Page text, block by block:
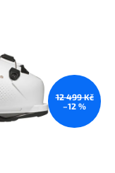
12 499 Kč
–12 %